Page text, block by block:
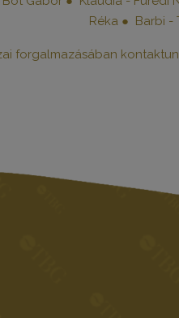
Réka ● Barbi -
forgalmazásában